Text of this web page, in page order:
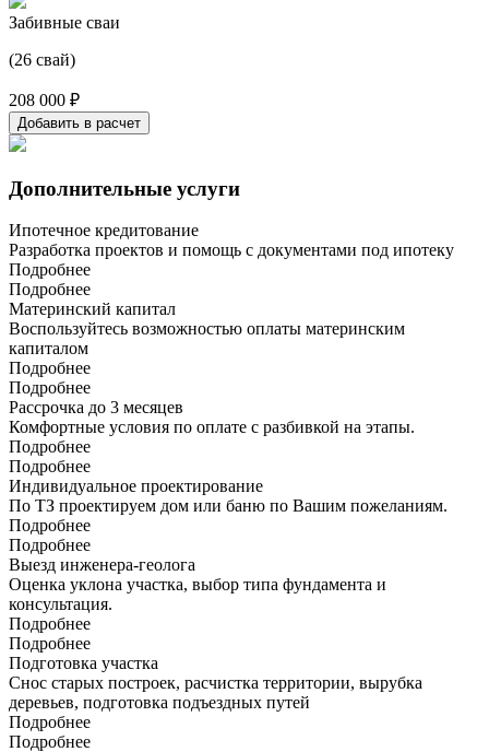
Забивные сваи
(26 свай)
208 000 ₽
Добавить в расчет
Дополнительные услуги
Ипотечное кредитование
Разработка проектов и помощь с документами под ипотеку
Подробнее
Подробнее
Материнский капитал
Воспользуйтесь возможностью оплаты материнским
капиталом
Подробнее
Подробнее
Рассрочка до 3 месяцев
Комфортные условия по оплате с разбивкой на этапы.
Подробнее
Подробнее
Индивидуальное проектирование
По ТЗ проектируем дом или баню по Вашим пожеланиям.
Подробнее
Подробнее
Выезд инженера-геолога
Оценка уклона участка, выбор типа фундамента и
консультация.
Подробнее
Подробнее
Подготовка участка
Снос старых построек, расчистка территории, вырубка
деревьев, подготовка подъездных путей
Подробнее
Подробнее